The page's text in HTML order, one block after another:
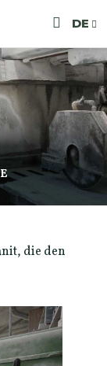
DE
die den